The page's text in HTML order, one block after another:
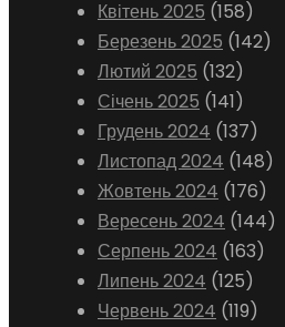
Квітень 2025 (158)
Березень 2025 (142)
Лютий 2025 (132)
Січень 2025 (141)
Грудень 2024 (137)
Листопад 2024 (148)
Жовтень 2024 (176)
Вересень 2024 (144)
Серпень 2024 (163)
Липень 2024 (125)
Червень 2024 (119)